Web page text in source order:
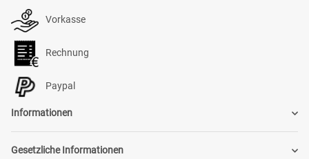
Vorkasse
Rechnung
Paypal
Informationen
Gesetzliche Informationen